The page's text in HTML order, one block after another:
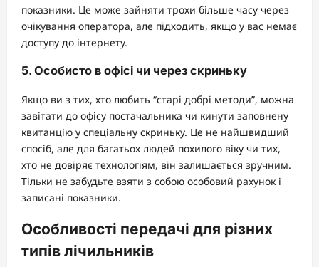
показники. Це може зайняти трохи більше часу через
очікування оператора, але підходить, якщо у вас немає
доступу до інтернету.
5. Особисто в офісі чи через скриньку
Якщо ви з тих, хто любить “старі добрі методи”, можна
завітати до офісу постачальника чи кинути заповнену
квитанцію у спеціальну скриньку. Це не найшвидший
спосіб, але для багатьох людей похилого віку чи тих,
хто не довіряє технологіям, він залишається зручним.
Тільки не забудьте взяти з собою особовий рахунок і
записані показники.
Особливості передачі для різних
типів лічильників